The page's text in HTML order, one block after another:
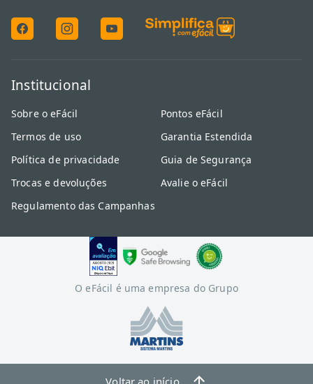
Institucional
Sobre o eFácil
Termos de uso
Política de privacidade
Trocas e devoluções
Regulamento das Campanhas
Pontos eFácil
Garantia Estendida
Guia de Segurança
Avalie o eFácil
O eFácil é uma empresa do Grupo
Voltar ao início